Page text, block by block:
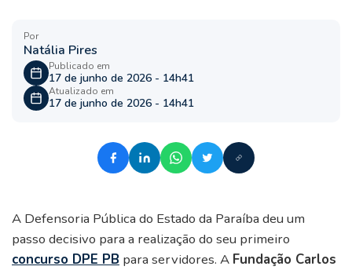
Por
Natália Pires
Publicado em
17 de junho de 2026 - 14h41
Atualizado em
17 de junho de 2026 - 14h41
A Defensoria Pública do Estado da Paraíba deu um
passo decisivo para a realização do seu primeiro
concurso DPE PB para servidores. A Fundação Carlos